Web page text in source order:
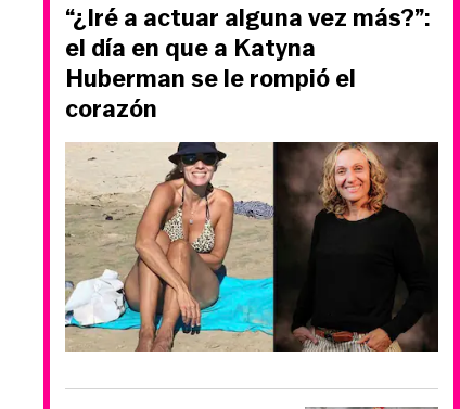
“¿Iré a actuar alguna vez más?”:
el día en que a Katyna
Huberman se le rompió el
corazón